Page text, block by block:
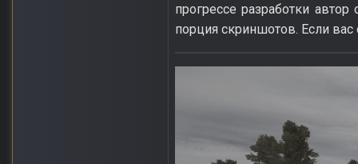
прогрессе разработки
порция скриншотов. Если вас